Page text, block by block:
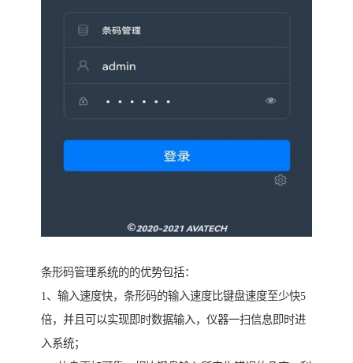
条形码管理系统的的优势包括：
1、输入速度快，条形码的输入速度比键盘速度至少快5
倍，并且可以实现即时数据输入，仪器一扫信息即时进
入系统；